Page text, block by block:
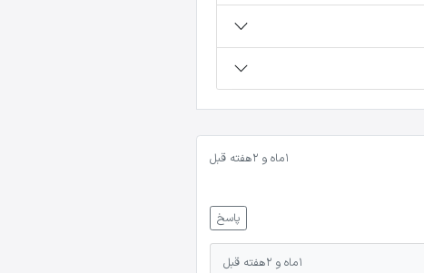
1 ماه و 2 هفته قبل
پاسخ
1 ماه و 2 هفته قبل